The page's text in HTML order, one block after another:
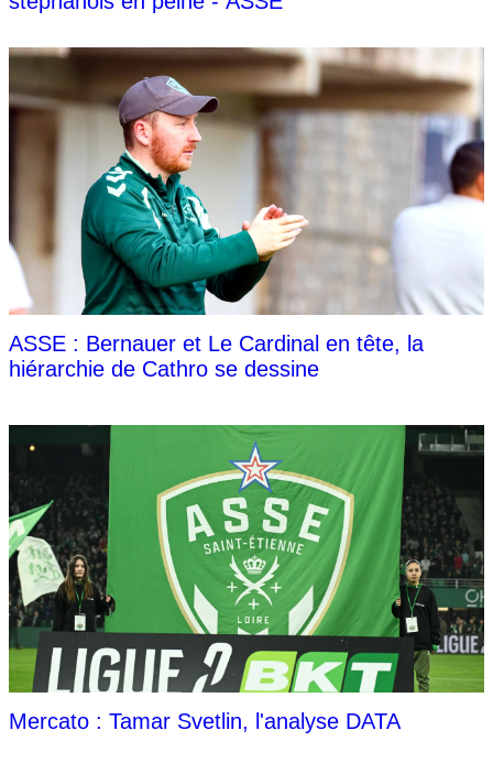
ASSE : Bernauer et Le Cardinal en tête, la
hiérarchie de Cathro se dessine
Mercato : Tamar Svetlin, l'analyse DATA